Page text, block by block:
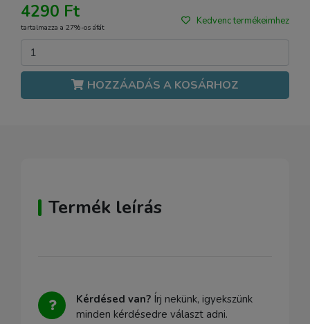
4290 Ft
tartalmazza a 27%-os áfát
Kedvenc termékeimhez
HOZZÁADÁS A KOSÁRHOZ
Termék leírás
Kérdésed van? Írj nekünk, igyekszünk
minden kérdésedre választ adni.